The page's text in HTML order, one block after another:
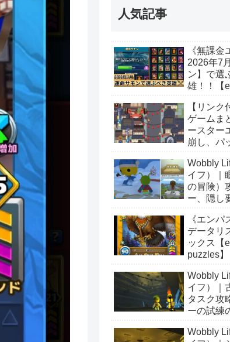
人気記事
《無課金
2026年7
ン】で選
雄！！【
【リン
ゲームま
ースター
崩し、パ
Wobbly
イフ）｜
の冒険）
ー、隠し
《エン
データリ
ックス【
puzzles】
Wobbly
イフ）｜
タスク攻
ーの試練
Wobbly